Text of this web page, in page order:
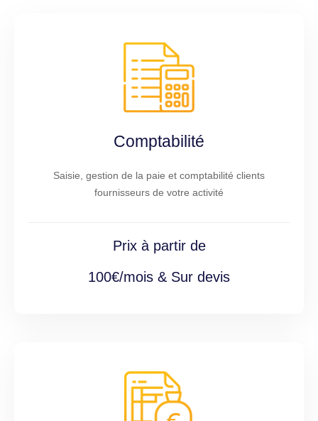
Comptabilité
Saisie, gestion de la paie et comptabilité clients
fournisseurs de votre activité
Prix à partir de
100€/mois & Sur devis